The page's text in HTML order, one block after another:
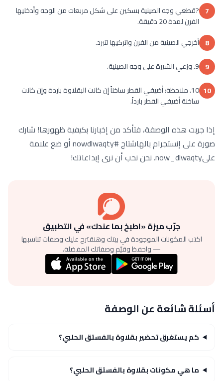
7 ?قطعي وجه الصينية بسكين على شكل مربعات من الوجه وأدخليها
الفرن لمدة 20 دقيقة.
8 أخرجي الصينية من الفرن واتركيها لتبرد.
9 9. وزعي الشيرة على وجه الصينية.
10
10. ملاحظة: أضيفي القطر ساخناً إن كانت البقلاوة باردة وإن كانت
ساخنة أضيفي القطر بارداً.
إذا جربت هذه الوصفة، فتأكد من إخبارنا بكيفية ظهورها! شارك
صورة على إنستجرام بالهاشتاج #nowdlwaqty أو ضع علامة
علىnow_dlwaqty. نحن نحب أن نرى إبداعاتك!
جرّب ميزة «اطبخ بما عندك» في التطبيق
اكتب المكونات الموجودة في بيتك وهنقترح عليك وصفات تناسبها
— واحفظ وقيّم وصفاتك المفضلة.
أسئلة شائعة عن الوصفة
كم يستغرق تحضير بقلاوة بالفستق الحلبي؟
ما هي مكونات بقلاوة بالفستق الحلبي؟